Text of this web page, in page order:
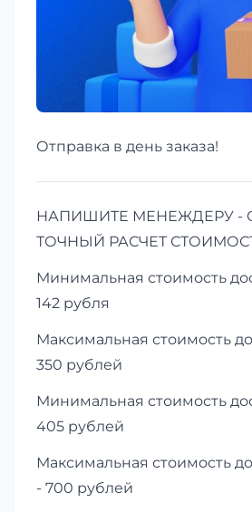
Отправка в день заказа!
НАПИШИТЕ МЕНЕЖДЕРУ -
ТОЧНЫЙ РАСЧЕТ
Минимальная стоимость
142 рубля
Максимальная стоимость
350 рублей
Минимальная стоимость
405 рублей
Максимальная стоимость
- 700 рублей